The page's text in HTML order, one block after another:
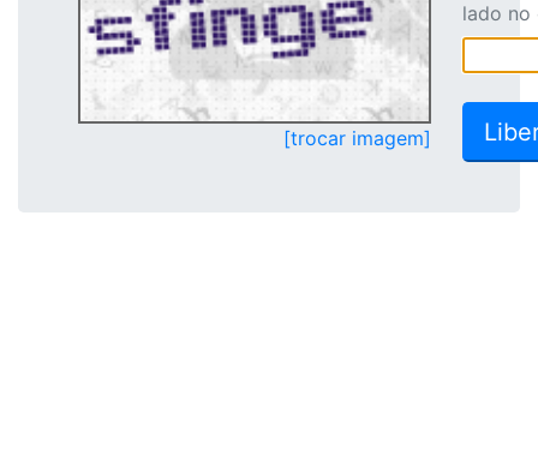
[trocar imagem]
lado no